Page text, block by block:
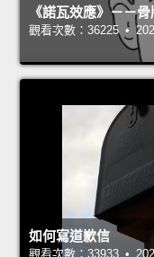
《諾瓦效應》－－
觀看次數：36225 •
如何寫道歉信
觀看次數：33933 •